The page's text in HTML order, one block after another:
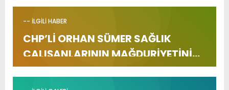
-- İLGİLİ HABER
CHP’Lİ ORHAN SÜMER SAĞLIK
ÇALIŞANLARININ MAĞDURİYETİNİ
TBMM’YE TAŞIDI